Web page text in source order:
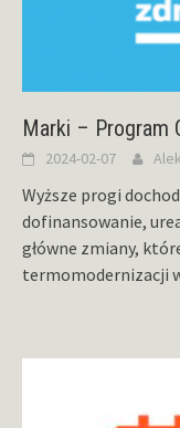
Marki – Program
2024-02-07
Wyższe progi
dofinansowanie,
główne zmiany,
termomodernizacji